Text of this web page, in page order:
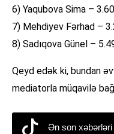
6) Yaqubova Sima –
7) Mehdiyev Fərhad –
8) Sadıqova Günel –
Qeyd edək ki, bundan
mediatorla müqavilə
Ən son